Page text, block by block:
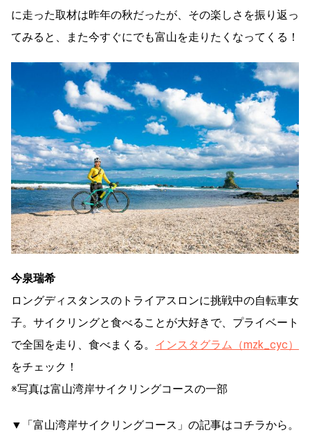
に走った取材は昨年の秋だったが、その楽しさを振り返っ
てみると、また今すぐにでも富山を走りたくなってくる！
今泉瑞希
ロングディスタンスのトライアスロンに挑戦中の自転車女
子。サイクリングと食べることが大好きで、プライベート
で全国を走り、食べまくる。 インスタグラム（mzk_cyc）
をチェック！
※写真は富山湾岸サイクリングコースの一部
▼「富山湾岸サイクリングコース」の記事はコチラから。